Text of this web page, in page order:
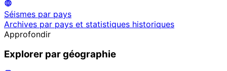
Séismes par pays
Archives par pays et statistiques historiques
Approfondir
Explorer par géographie